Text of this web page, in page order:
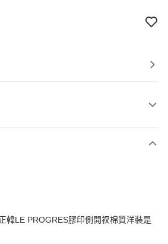
韓LE PROGRES膠印側開衩棉質洋裝是